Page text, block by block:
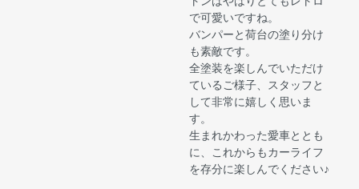
で可愛いですね。
バンパーと荷台の塗り分け
も素敵です。
全塗装を楽しんでいただけ
ているご様子、スタッフと
して非常に嬉しく思いま
す。
生まれかわった愛車ととも
に、これからもカーライフ
を存分に楽しんでください♪